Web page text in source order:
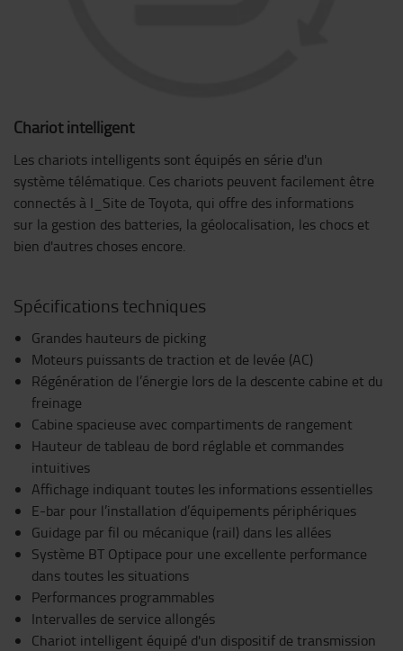
Chariot intelligent
Les chariots intelligents sont équipés en série d'un
système télématique. Ces chariots peuvent facilement être
connectés à I_Site de Toyota, qui offre des informations
sur la gestion des batteries, la géolocalisation, les chocs et
bien d'autres choses encore.
Spécifications techniques
Grandes hauteurs de picking
Moteurs puissants de traction et de levée (AC)
Régénération de l’énergie lors de la descente cabine et du
freinage
Cabine spacieuse avec compartiments de rangement
Hauteur de tableau de bord réglable et commandes
intuitives
Affichage indiquant toutes les informations essentielles
E-bar pour l’installation d’équipements périphériques
Guidage par fil ou mécanique (rail) dans les allées
Système BT Optipace pour une excellente performance
dans toutes les situations
Performances programmables
Intervalles de service allongés
Chariot intelligent équipé d'un dispositif de transmission